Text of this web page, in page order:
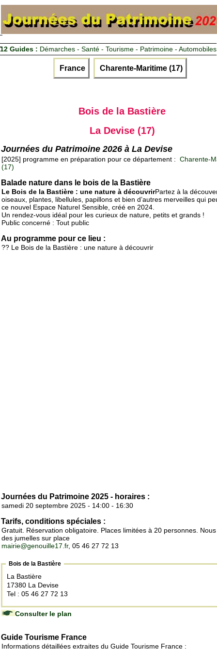
12 Guides : Démarches - Santé - Tourisme - Patrimoine - Automobiles
France Charente-Maritime (17)
Bois de la Bastière
La Devise (17)
Journées du Patrimoine 2026 à La Devise
[2025] programme en préparation pour ce département : Charente-
(17)
Balade nature dans le bois de la Bastière
Le Bois de la Bastière : une nature à découvrirPartez à la
oiseaux, plantes, libellules, papillons et bien d’autres merveilles qui
ce nouvel Espace Naturel Sensible, créé en 2024.
Un rendez-vous idéal pour les curieux de nature, petits et grands !
Public concerné : Tout public
Au programme pour ce lieu :
?? Le Bois de la Bastière : une nature à découvrir
Journées du Patrimoine 2025 - horaires :
samedi 20 septembre 2025 - 14:00 - 16:30
Tarifs, conditions spéciales :
Gratuit. Réservation obligatoire. Places limitées à 20 personnes.
des jumelles sur place
mairie@genouille17.fr, 05 46 27 72 13
Bois de la Bastière
La Bastière
17380 La Devise
Tel : 05 46 27 72 13
Consulter le plan
Guide Tourisme France
Informations détaillées extraites du Guide Tourisme France :